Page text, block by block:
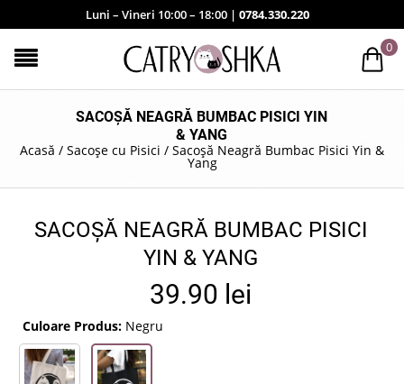
Luni – Vineri 10:00 – 18:00 | 0784.330.220
0
SACOȘĂ NEAGRĂ BUMBAC PISICI YIN
& YANG
Acasă / Sacoșe cu Pisici / Sacoșă Neagră Bumbac Pisici Yin &
Yang
SACOȘĂ NEAGRĂ BUMBAC PISICI
YIN & YANG
39.90 lei
Culoare Produs: Negru